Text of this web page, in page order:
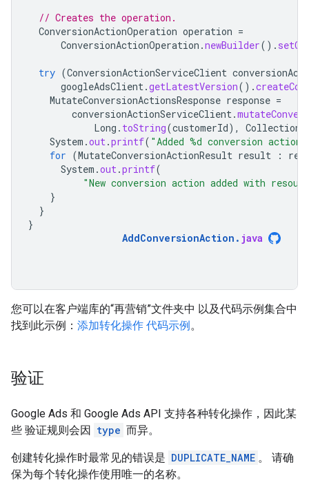
// Creates the operation.
ConversionActionOperation operation =
ConversionActionOperation .newBuilder().
try (ConversionActionServiceClient
googleAdsClient.getLatestVersion().
MutateConversionActionsResponse response =
conversionActionServiceClient.
Long . toString(customerId), Collections
System .out.printf( "Added %d conversion
for (MutateConversionActionResult result :
System .out.printf(
"New conversion action added with
}
}
}
AddConversionAction . java
您可以在客户端库的“再营销”文件夹中 以及代码示例集合中
找到此示例： 添加转化操作 代码示例 。
验证
Google Ads 和 Google Ads API 支持各种转化操作，因此某
些 验证规则会因
type 而异。
创建转化操作时最常见的错误是 DUPLICATE_NAME 。 请确
保为每个转化操作使用唯一的名称。